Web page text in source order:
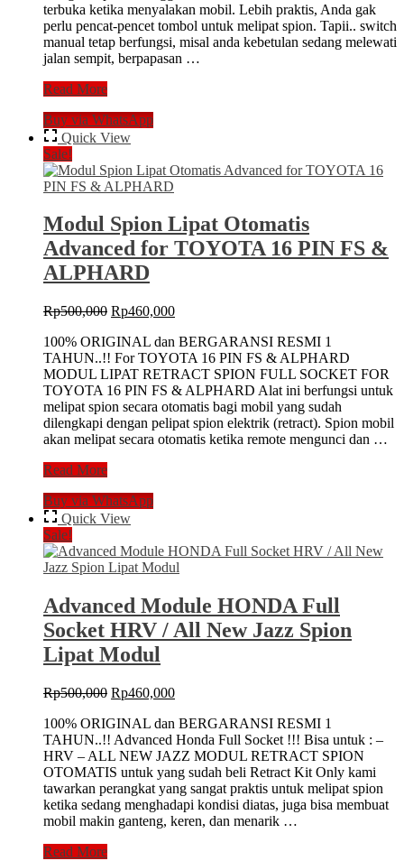
terbuka ketika menyalakan mobil. Lebih praktis, Anda gak
perlu pencat-pencet tombol untuk melipat spion. Tapii.. switch
manual tetap berfungsi, misal anda kebetulan sedang melewati
jalan sempit, berpapasan …
Spion
Otomatis
Electric
Advanced
Module
SUZUKI
Read More
Buy via WhatsApp
Quick View
Sale!
Modul Spion Lipat Otomatis
Advanced for TOYOTA 16 PIN FS &
ALPHARD
Rp500,000 Original
was:
Rp500,000.
Rp460,000Current
is:
Rp460,000.
100% ORIGINAL dan BERGARANSI RESMI 1
TAHUN..!! For TOYOTA 16 PIN FS & ALPHARD
MODUL LIPAT RETRACT SPION FULL SOCKET FOR
TOYOTA 16 PIN FS & ALPHARD Alat ini berfungsi untuk
melipat spion secara otomatis bagi mobil yang sudah
dilengkapi dengan pelipat spion elektrik (retract). Spion mobil
akan melipat secara otomatis ketika remote mengunci dan …
Modul
Lipat
Otomatis
Advanced
for
TOYOTA
PIN
FS
&
ALPHARD
Read More
Buy via WhatsApp
Quick View
Sale!
Advanced Module HONDA Full
Socket HRV / All New Jazz Spion
Lipat Modul
Rp500,000 Original
was:
Rp500,000.
Rp460,000Current
is:
Rp460,000.
100% ORIGINAL dan BERGARANSI RESMI 1
TAHUN..!! Advanced Honda Full Socket !!! Bisa untuk : –
HRV – ALL NEW JAZZ MODUL RETRACT SPION
OTOMATIS untuk yang sudah beli Retract Kit Only kami
tawarkan perangkat yang sangat praktis untuk melipat spion
ketika sedang menghadapi kondisi diatas, juga bisa membuat
mobil makin ganteng, keren, dan menarik …
Advanced
Read More